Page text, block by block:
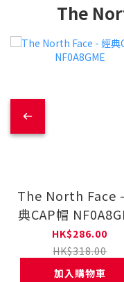
The
The North Face
典CAP帽
HK$286.00
HK$318.00
加入購物車